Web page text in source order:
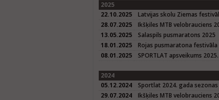
2025
22.10.2025
Latvijas skolu Ziemas
28.07.2025
Ikšķiles MTB velobrauciens
13.05.2025
Salaspils pusmaratons 2025
18.01.2025
Rojas pusmaratona festivāla
08.01.2025
SPORTLAT apsveikums
2024
05.12.2024
Sportlat 2024. gada
29.07.2024
Ikšķiles MTB velobrauciens